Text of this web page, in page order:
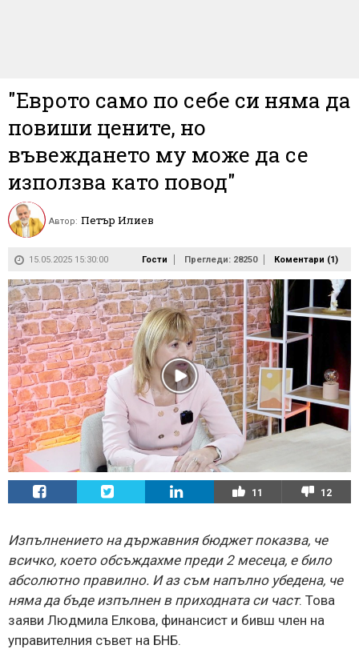
"Еврото само по себе си няма да
повиши цените, но
въвеждането му може да се
използва като повод"
Автор: Петър Илиев
15.05.2025 15:30:00 Гости Прегледи: 28250 Коментари (1)
11 12
Изпълнението на държавния бюджет показва, че
всичко, което обсъждахме преди 2 месеца, е било
абсолютно правилно. И аз съм напълно убедена, че
няма да бъде изпълнен в приходната си част. Това
заяви Людмила Елкова, финансист и бивш член на
управителния съвет на БНБ.